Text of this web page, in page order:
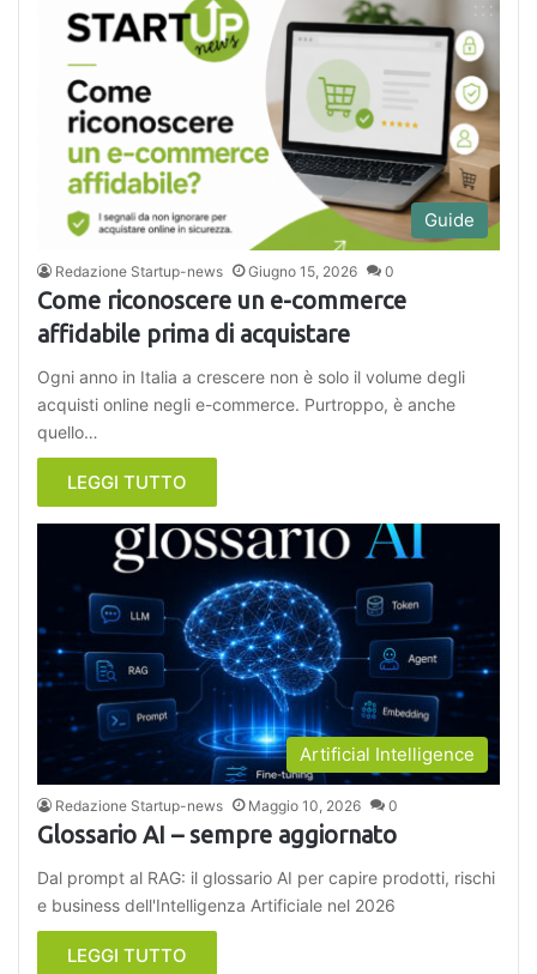
Guide
Redazione Startup-news Giugno 15, 2026 0
Come riconoscere un e-commerce
affidabile prima di acquistare
Ogni anno in Italia a crescere non è solo il volume degli
acquisti online negli e-commerce. Purtroppo, è anche
quello…
LEGGI TUTTO
Artificial Intelligence
Redazione Startup-news Maggio 10, 2026 0
Glossario AI – sempre aggiornato
Dal prompt al RAG: il glossario AI per capire prodotti, rischi
e business dell'Intelligenza Artificiale nel 2026
LEGGI TUTTO